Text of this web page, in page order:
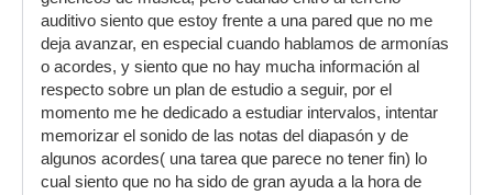
auditivo siento que estoy frente a una pared que no me
deja avanzar, en especial cuando hablamos de armonías
o acordes, y siento que no hay mucha información al
respecto sobre un plan de estudio a seguir, por el
momento me he dedicado a estudiar intervalos, intentar
memorizar el sonido de las notas del diapasón y de
algunos acordes( una tarea que parece no tener fin) lo
cual siento que no ha sido de gran ayuda a la hora de